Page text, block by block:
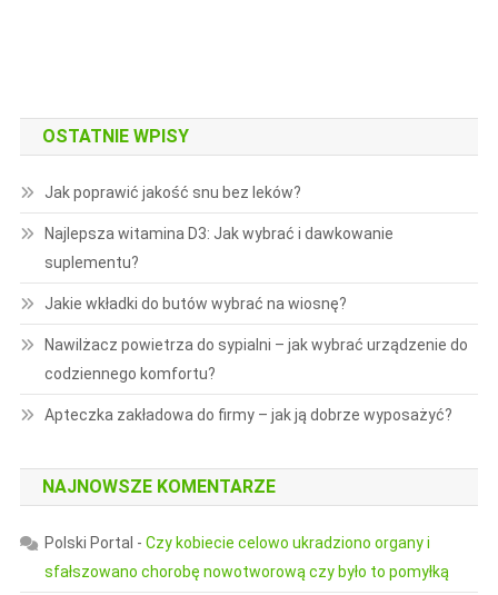
OSTATNIE WPISY
Jak poprawić jakość snu bez leków?
Najlepsza witamina D3: Jak wybrać i dawkowanie
suplementu?
Jakie wkładki do butów wybrać na wiosnę?
Nawilżacz powietrza do sypialni – jak wybrać urządzenie do
codziennego komfortu?
Apteczka zakładowa do firmy – jak ją dobrze wyposażyć?
NAJNOWSZE KOMENTARZE
Polski Portal - Czy kobiecie celowo ukradziono organy i
sfałszowano chorobę nowotworową czy było to pomyłką